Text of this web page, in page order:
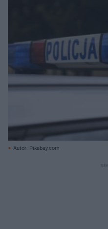
Autor: Pixabay.com